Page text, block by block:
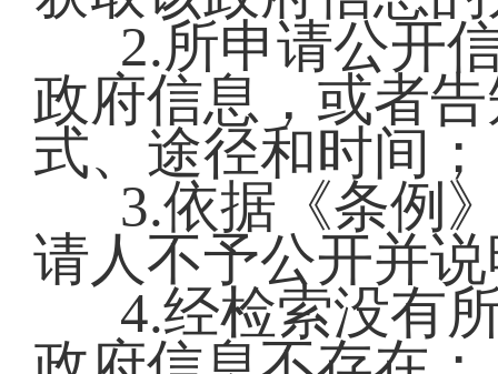
2.所申请公开
政府信息，或者
式、途径和时间；
3.依据《条例
请人不予公开并
4.经检索没有